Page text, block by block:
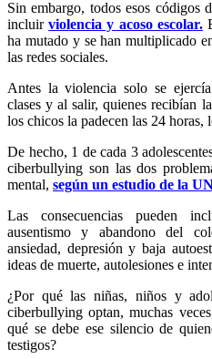
Sin embargo, todos esos códigos
incluirviolencia y acoso escolar.
ha mutado y se han multiplicado
las redes sociales.
Antes la violencia solo se
clases y al salir, quienes recibían
los chicos la padecen las 24 horas,
De hecho, 1 de cada 3
ciberbullying son las dos
mental, según un estudio de la
Las consecuencias pueden
ausentismo y abandono del
ansiedad, depresión y baja
ideas de muerte, autolesiones e
¿Por qué las niñas, niños y
ciberbullying optan, muchas
qué se debe ese silencio de
testigos?